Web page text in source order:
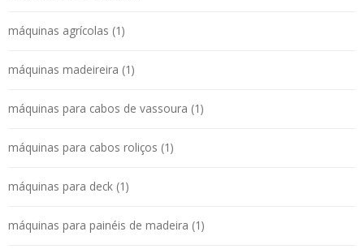
máquinas agrícolas (1)
máquinas madeireira (1)
máquinas para cabos de vassoura (1)
máquinas para cabos roliços (1)
máquinas para deck (1)
máquinas para painéis de madeira (1)